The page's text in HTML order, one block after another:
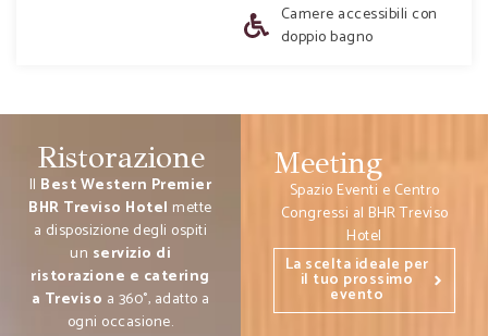
Camere accessibili con
doppio bagno
Ristorazione
Il Best Western Premier
BHR Treviso Hotel mette
a disposizione degli ospiti
un servizio di
ristorazione e catering
a Treviso a 360°, adatto a
ogni occasione.
Meeting
Spazio Eventi e Centro
Congressi al BHR Treviso
Hotel
La scelta ideale per
il tuo prossimo
evento